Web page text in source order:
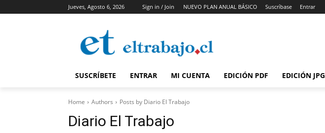
Jueves, Agosto 6, 2026 Sign in / Join NUEVO PLAN ANUAL BÁSICO Suscríbase Entrar
SUSCRÍBETE ENTRAR MI CUENTA EDICIÓN PDF EDICIÓN JPG
Home Authors Posts by Diario El Trabajo
Diario El Trabajo